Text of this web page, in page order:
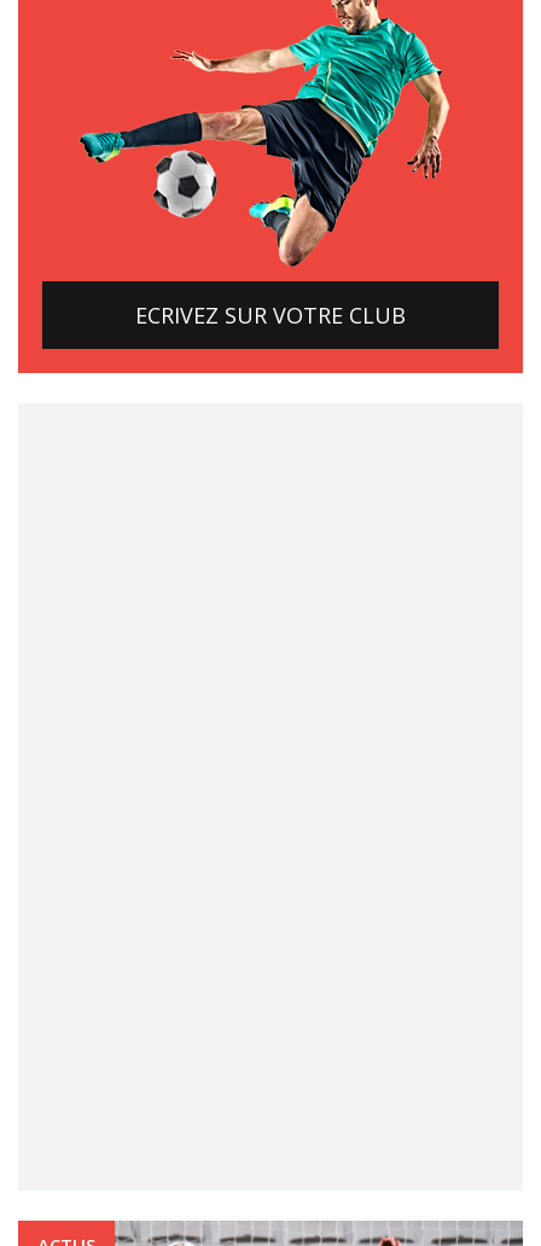
ECRIVEZ SUR VOTRE CLUB